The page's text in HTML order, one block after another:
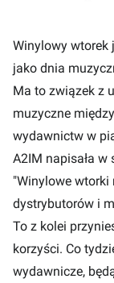
Winylowy wtorek
jako dnia
Ma to związek z
muzyczne
wydawnictw w
A2IM napisała
"Winylowe wtorki
dystrybutorów i
To z kolei
korzyści. Co
wydawnicze,